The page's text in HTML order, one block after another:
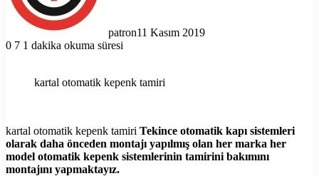
patron11 Kasım 2019
0 7 1 dakika okuma süresi
kartal otomatik kepenk tamiri
kartal otomatik kepenk tamiri Tekince otomatik kapı sistemleri
olarak daha önceden montajı yapılmış olan her marka her
model otomatik kepenk sistemlerinin tamirini bakımını
montajını yapmaktayız.